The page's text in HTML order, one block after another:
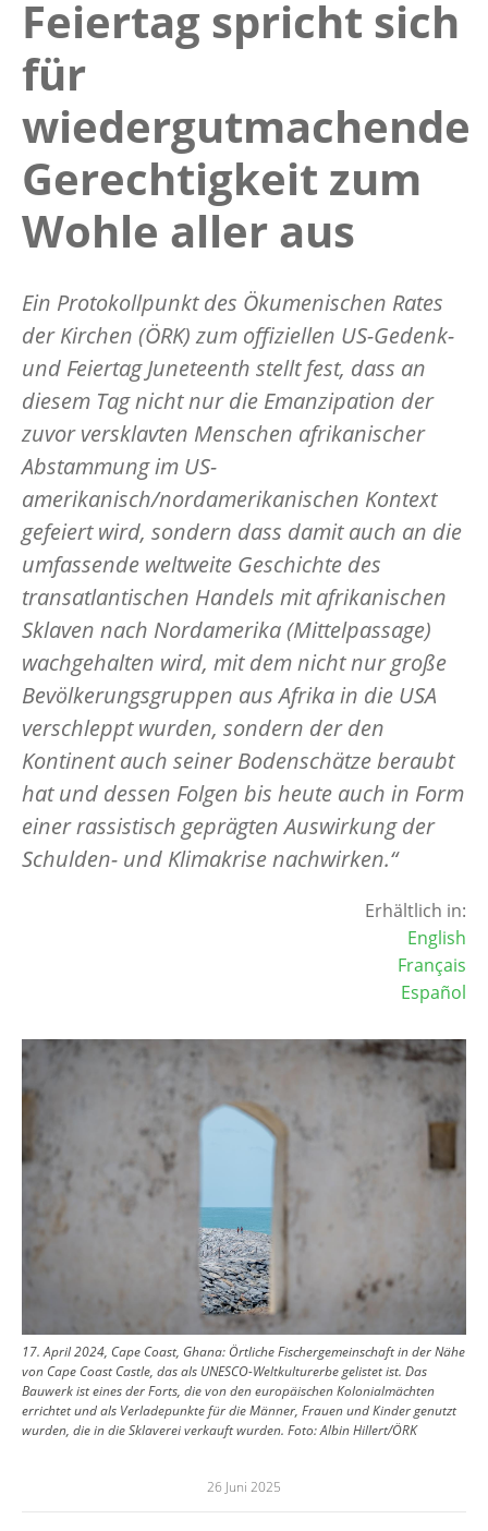
Feiertag spricht sich
für
wiedergutmachende
Gerechtigkeit zum
Wohle aller aus
Ein Protokollpunkt des Ökumenischen Rates
der Kirchen (ÖRK) zum offiziellen US-Gedenk-
und Feiertag Juneteenth stellt fest, dass an
diesem Tag nicht nur die Emanzipation der
zuvor versklavten Menschen afrikanischer
Abstammung im US-
amerikanisch/nordamerikanischen Kontext
gefeiert wird, sondern dass damit auch an die
umfassende weltweite Geschichte des
transatlantischen Handels mit afrikanischen
Sklaven nach Nordamerika (Mittelpassage)
wachgehalten wird, mit dem nicht nur große
Bevölkerungsgruppen aus Afrika in die USA
verschleppt wurden, sondern der den
Kontinent auch seiner Bodenschätze beraubt
hat und dessen Folgen bis heute auch in Form
einer rassistisch geprägten Auswirkung der
Schulden- und Klimakrise nachwirken.“
Erhältlich in:
English
Français
Español
Image
17. April 2024, Cape Coast, Ghana: Örtliche Fischergemeinschaft in der Nähe
von Cape Coast Castle, das als UNESCO-Weltkulturerbe gelistet ist. Das
Bauwerk ist eines der Forts, die von den europäischen Kolonialmächten
errichtet und als Verladepunkte für die Männer, Frauen und Kinder genutzt
wurden, die in die Sklaverei verkauft wurden. Foto:Albin Hillert/ÖRK
26 Juni 2025